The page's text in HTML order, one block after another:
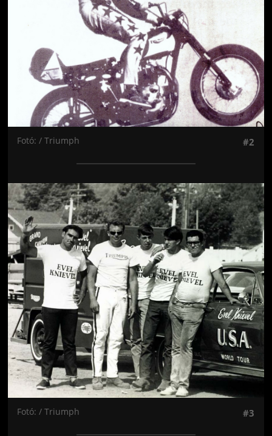
Fotó: / Triumph #2
Jön még kép!
Fotó: / Triumph #3